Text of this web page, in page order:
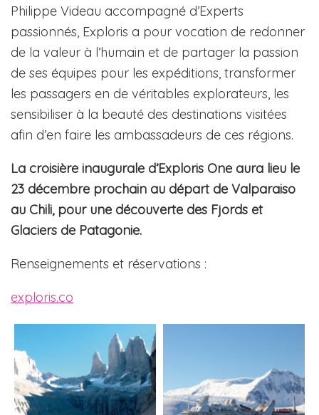
Philippe Videau accompagné d’Experts
passionnés, Exploris a pour vocation de redonner
de la valeur à l’humain et de partager la passion
de ses équipes pour les expéditions, transformer
les passagers en de véritables explorateurs, les
sensibiliser à la beauté des destinations visitées
afin d’en faire les ambassadeurs de ces régions.
La croisière inaugurale d’Exploris One aura lieu le
23 décembre prochain au départ de Valparaiso
au Chili, pour une découverte des Fjords et
Glaciers de Patagonie.
Renseignements et réservations :
exploris.co